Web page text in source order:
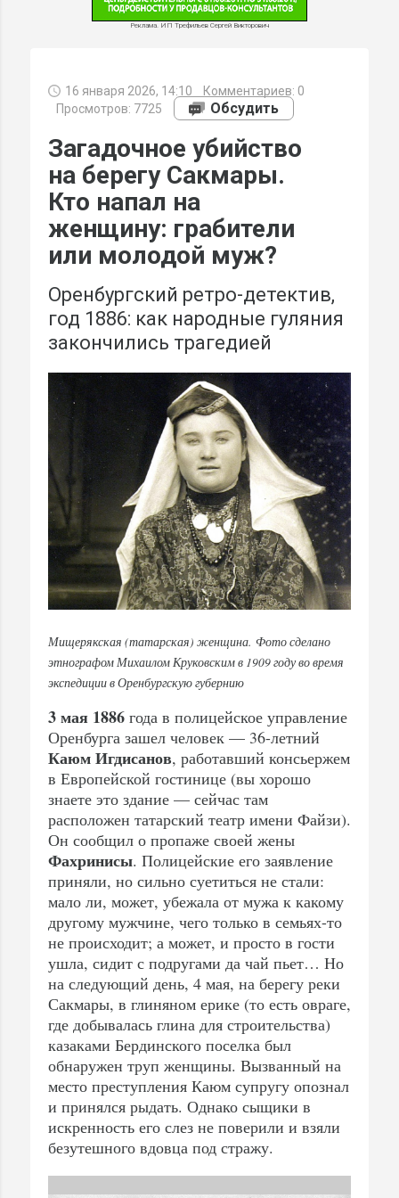
Реклама. ИП Трефильев Сергей Викторович
16 января 2026, 14:10 Комментариев: 0
Просмотров: 7725
Обсудить
Загадочное убийство
на берегу Сакмары.
Кто напал на
женщину: грабители
или молодой муж?
Оренбургский ретро-детектив,
год 1886: как народные гуляния
закончились трагедией
Мищерякская (татарская) женщина. Фото сделано
этнографом Михаилом Круковским в 1909 году во время
экспедиции в Оренбургскую губернию
3 мая 1886 года в полицейское управление
Оренбурга зашел человек — 36-летний
Каюм Игдисанов, работавший консьержем
в Европейской гостинице (вы хорошо
знаете это здание — сейчас там
расположен татарский театр имени Файзи).
Он сообщил о пропаже своей жены
Фахринисы. Полицейские его заявление
приняли, но сильно суетиться не стали:
мало ли, может, убежала от мужа к какому
другому мужчине, чего только в семьях-то
не происходит; а может, и просто в гости
ушла, сидит с подругами да чай пьет… Но
на следующий день, 4 мая, на берегу реки
Сакмары, в глиняном ерике (то есть овраге,
где добывалась глина для строительства)
казаками Бердинского поселка был
обнаружен труп женщины. Вызванный на
место преступления Каюм супругу опознал
и принялся рыдать. Однако сыщики в
искренность его слез не поверили и взяли
безутешного вдовца под стражу.